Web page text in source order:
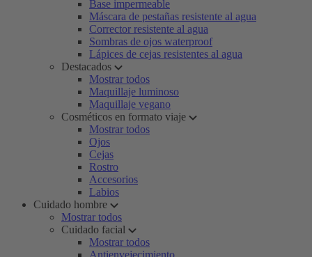
Base impermeable
Máscara de pestañas resistente al agua
Corrector resistente al agua
Sombras de ojos waterproof
Lápices de cejas resistentes al agua
Destacados
Mostrar todos
Maquillaje luminoso
Maquillaje vegano
Cosméticos en formato viaje
Mostrar todos
Ojos
Cejas
Rostro
Accesorios
Labios
Cuidado hombre
Mostrar todos
Cuidado facial
Mostrar todos
Antienvejecimiento